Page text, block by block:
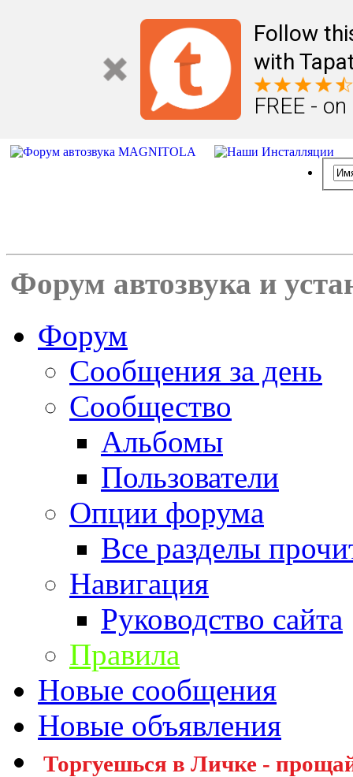
Follow
with
FREE -
Форум автозвука и
Форум
Сообщения за день
Сообщество
Альбомы
Пользователи
Опции форума
Все разделы
Навигация
Руководство сайта
Правила
Новые сообщения
Новые объявления
Торгуешься в Личке -